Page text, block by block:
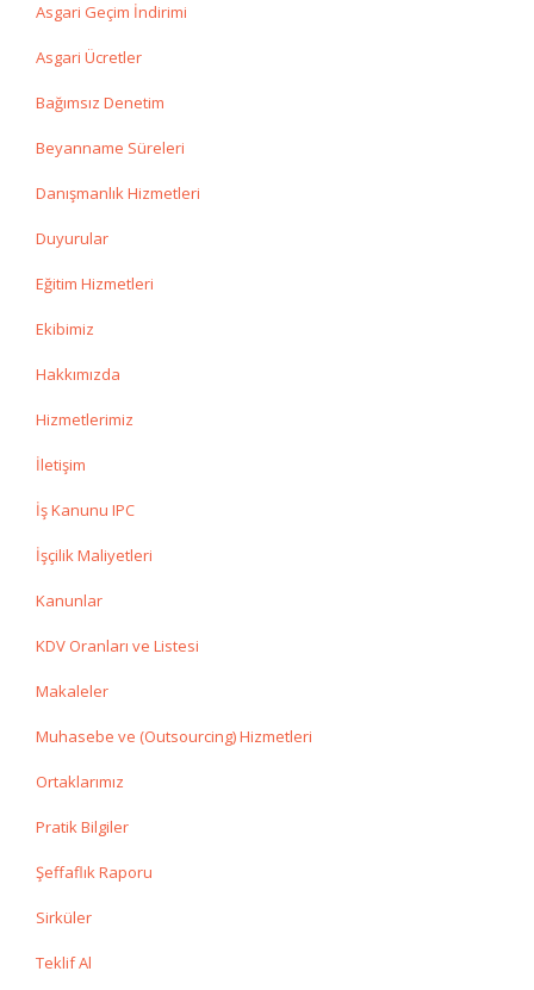
Asgari Geçim İndirimi
Asgari Ücretler
Bağımsız Denetim
Beyanname Süreleri
Danışmanlık Hizmetleri
Duyurular
Eğitim Hizmetleri
Ekibimiz
Hakkımızda
Hizmetlerimiz
İletişim
İş Kanunu IPC
İşçilik Maliyetleri
Kanunlar
KDV Oranları ve Listesi
Makaleler
Muhasebe ve (Outsourcing) Hizmetleri
Ortaklarımız
Pratik Bilgiler
Şeffaflık Raporu
Sirküler
Teklif Al